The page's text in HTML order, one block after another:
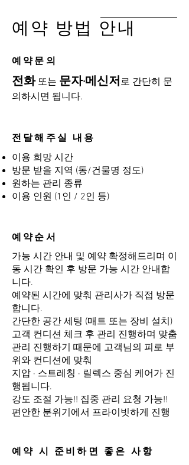
예약 방법 안내
​예약문의
전화또는 문자·메신저 로 간단히 문
의하시면 됩니다.
전달해주실 내용
이용 희망 시간
방문 받을 지역 (동/건물명 정도)
원하는 관리 종류
이용 인원 (1인 / 2인 등)
예약순서
가능 시간 안내 및 예약 확정해드리며 이
동 시간 확인 후 방문 가능 시간 안내합
니다.
예약된 시간에 맞춰 관리사가 직접 방문
합니다.
간단한 공간 세팅 (매트 또는 장비 설치)
고객 컨디션 체크 후 관리 진행하며 맞춤
관리 진행하기 때문에 고객님의 피로 부
위와 컨디션에 맞춰
지압 · 스트레칭 · 릴렉스 중심 케어가 진
행됩니다.
강도 조절 가능!! 집중 관리 요청 가능!!
편안한 분위기에서 프라이빗하게 진행
예약 시 준비하면 좋은 사항